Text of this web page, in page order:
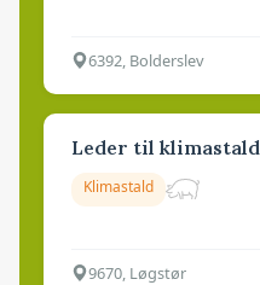
6392, Bolderslev
Leder til klimastald
Klimastald
9670, Løgstør